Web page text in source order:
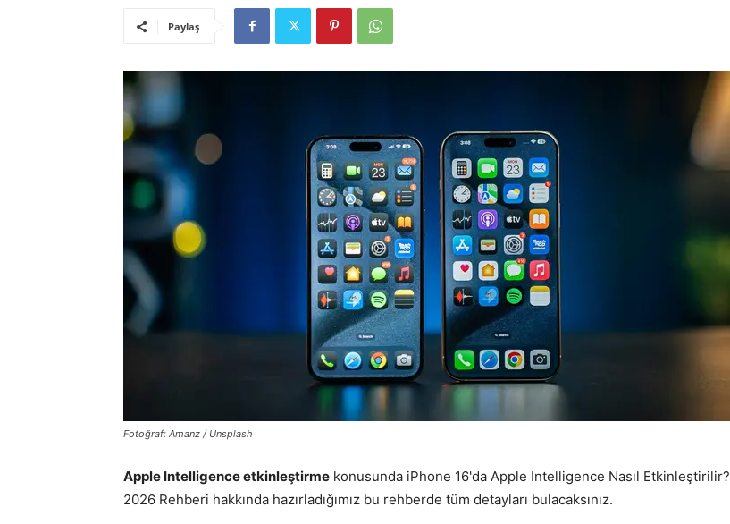
Paylaş
Fotoğraf: Amanz / Unsplash
Apple Intelligence etkinleştirme konusunda iPhone 16'da Apple Intelligence Nasıl Etkinleştirilir?
2026 Rehberi hakkında hazırladığımız bu rehberde tüm detayları bulacaksınız.